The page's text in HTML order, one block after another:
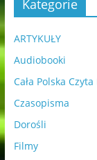
Kategorie
ARTYKUŁY
Audiobooki
Cała Polska
Czasopisma
Dorośli
Filmy